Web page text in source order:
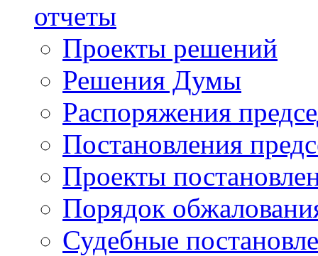
отчеты
Проекты решений
Решения Думы
Распоряжения
Постановления
Проекты
Порядок
Судебные